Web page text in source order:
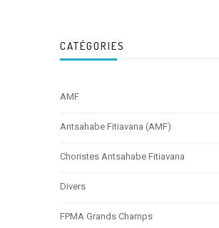
CATÉGORIES
AMF
Antsahabe Fitiavana (AMF)
Choristes Antsahabe Fitiavana
Divers
FPMA Grands Champs